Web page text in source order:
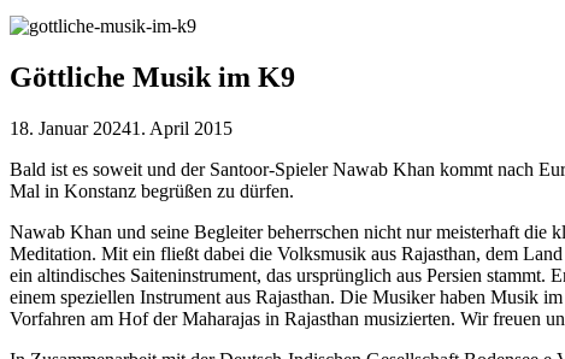
Göttliche Musik im K9
18. Januar 20241. April 2015
Bald ist es soweit und der Santoor-Spieler Nawab Khan kommt nach
Mal in Konstanz begrüßen zu dürfen.
Nawab Khan und seine Begleiter beherrschen nicht nur meisterhaft die
Meditation. Mit ein fließt dabei die Volksmusik aus Rajasthan, dem
ein altindisches Saiteninstrument, das ursprünglich aus Persien
einem speziellen Instrument aus Rajasthan. Die Musiker haben Musik
Vorfahren am Hof der Maharajas in Rajasthan musizierten. Wir freuen